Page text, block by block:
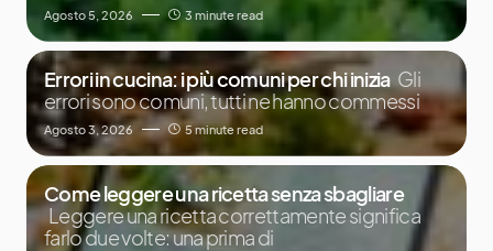
Agosto 5, 2026 3 minute read
Errori in cucina: i più comuni per chi inizia Gli
errori sono comuni, tutti ne hanno commessi
Agosto 3, 2026 5 minute read
Come leggere una ricetta senza sbagliare
Leggere una ricetta correttamente significa
farlo due volte: una prima di